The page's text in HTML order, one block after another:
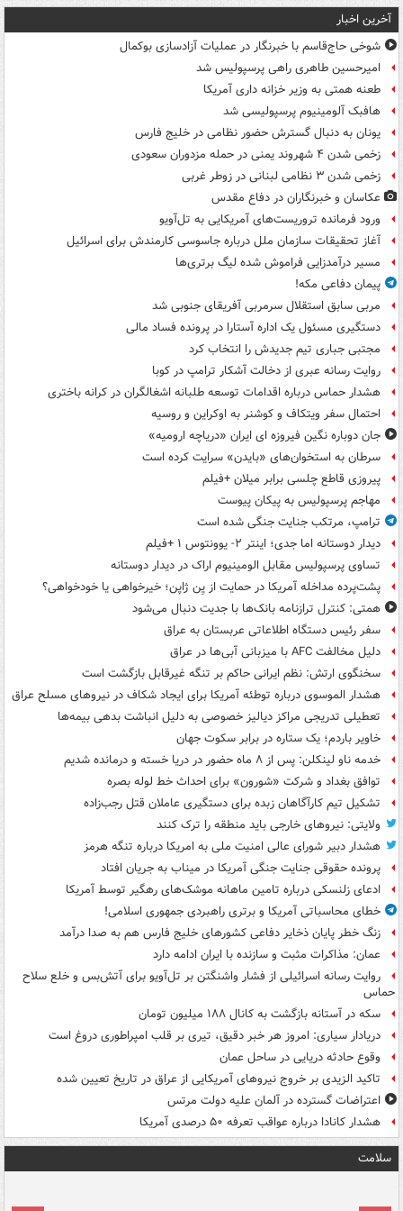
آخرین اخبار
شوخی حاج‌قاسم با خبرنگار در عملیات آزادسازی بوکمال
امیرحسین طاهری راهی پرسپولیس شد
طعنه همتی به وزیر خزانه داری آمریکا
هافبک آلومینیوم پرسپولیسی شد
یونان به دنبال گسترش حضور نظامی در خلیج فارس
زخمی شدن ۴ شهروند یمنی در حمله مزدوران سعودی
زخمی شدن ۳ نظامی لبنانی در زوطر غربی
عکاسان و خبرنگاران در دفاع مقدس
ورود فرمانده تروریست‌های آمریکایی به تل‌آویو
آغاز تحقیقات سازمان ملل درباره جاسوسی کارمندش برای اسرائیل
مسیر درآمدزایی فراموش شده لیگ برتری‌ها
پیمان دفاعی مکه!
مربی سابق استقلال سرمربی آفریقای جنوبی شد
دستگیری مسئول یک اداره آستارا در پرونده فساد مالی
مجتبی جباری تیم جدیدش را انتخاب کرد
روایت رسانه عبری از دخالت آشکار ترامپ در کوبا
هشدار حماس درباره اقدامات توسعه طلبانه اشغالگران در کرانه باختری
احتمال سفر ویتکاف و کوشنر به اوکراین و روسیه
جان دوباره نگین فیروزه ای ایران «دریاچه ارومیه»
سرطان به استخوان‌های «بایدن» سرایت کرده است
پیروزی قاطع چلسی برابر میلان +فیلم
مهاجم پرسپولیس به پیکان پیوست
ترامپ، مرتکب جنایت جنگی شده است
دیدار دوستانه اما جدی؛ اینتر ۲- یوونتوس ۱ +فیلم
تساوی پرسپولیس مقابل الومینیوم اراک در دیدار دوستانه
پشت‌پرده مداخله آمریکا در حمایت از یِن ژاپن؛ خیرخواهی یا خودخواهی؟
همتی: کنترل ترازنامه بانک‌ها با جدیت دنبال می‌شود
سفر رئیس دستگاه اطلاعاتی عربستان به عراق
دلیل مخالفت AFC با میزبانی آبی‌ها در عراق
سخنگوی ارتش: نظم ایرانی حاکم بر تنگه غیرقابل بازگشت است
هشدار الموسوی درباره توطئه آمریکا برای ایجاد شکاف در نیروهای مسلح عراق
تعطیلی تدریجی مراکز دیالیز خصوصی به دلیل انباشت بدهی بیمه‌ها
خاویر باردم؛ یک ستاره در برابر سکوت جهان
خدمه ناو لینکلن: پس از ۸ ماه حضور در دریا خسته و درمانده‌ شدیم
توافق بغداد و شرکت «شورون» برای احداث خط لوله بصره
تشکیل تیم کارآگاهان زبده برای دستگیری عاملان قتل رجب‌زاده
ولایتی: نیروهای خارجی باید منطقه را ترک کنند
هشدار دبیر شورای عالی امنیت ملی به امریکا درباره تنگه هرمز
پرونده حقوقی جنایت جنگی آمریکا در میناب به جریان افتاد
ادعای زلنسکی درباره تامین ماهانه موشک‌های رهگیر توسط آمریکا
خطای محاسباتی آمریکا و برتری راهبردی جمهوری اسلامی!
زنگ خطر پایان ذخایر دفاعی کشورهای خلیج فارس هم به صدا درآمد
عمان: مذاکرات مثبت و سازنده با ایران ادامه دارد
روایت رسانه اسرائیلی از فشار واشنگتن بر تل‌آویو برای آتش‌بس و خلع سلاح
حماس
سکه در آستانه بازگشت به کانال ۱۸۸ میلیون تومان
دریادار سیاری: امروز هر خبر دقیق، تیری بر قلب امپراطوری دروغ است
وقوع حادثه دریایی در ساحل عمان
تاکید الزیدی بر خروج نیروهای آمریکایی از عراق در تاریخ تعیین شده
اعتراضات گسترده در آلمان علیه دولت مرتس
هشدار کانادا درباره عواقب تعرفه ۵۰ درصدی آمریکا
سلامت